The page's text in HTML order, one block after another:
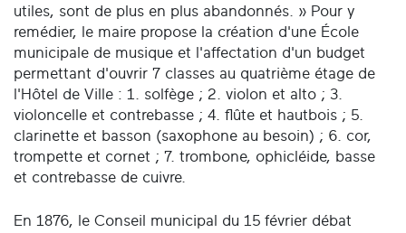
utiles, sont de plus en plus abandonnés. » Pour y
remédier, le maire propose la création d'une École
municipale de musique et l'affectation d'un budget
permettant d'ouvrir 7 classes au quatrième étage de
l'Hôtel de Ville : 1. solfège ; 2. violon et alto ; 3.
violoncelle et contrebasse ; 4. flûte et hautbois ; 5.
clarinette et basson (saxophone au besoin) ; 6. cor,
trompette et cornet ; 7. trombone, ophicléide, basse
et contrebasse de cuivre.
En 1876, le Conseil municipal du 15 février débat